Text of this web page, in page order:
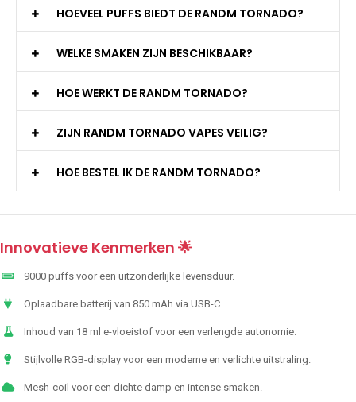
HOEVEEL PUFFS BIEDT DE RANDM TORNADO?
WELKE SMAKEN ZIJN BESCHIKBAAR?
HOE WERKT DE RANDM TORNADO?
ZIJN RANDM TORNADO VAPES VEILIG?
HOE BESTEL IK DE RANDM TORNADO?
Innovatieve Kenmerken 🌟
9000 puffs voor een uitzonderlijke levensduur.
Oplaadbare batterij van 850 mAh via USB-C.
Inhoud van 18 ml e-vloeistof voor een verlengde autonomie.
Stijlvolle RGB-display voor een moderne en verlichte uitstraling.
Mesh-coil voor een dichte damp en intense smaken.